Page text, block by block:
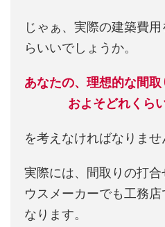
じゃぁ、実際の建築費
らいいでしょうか。
あなたの、理想的な間
およそどれくら
を考えなければなりませ
実際には、間取りの打
ウスメーカーでも工務
なります。